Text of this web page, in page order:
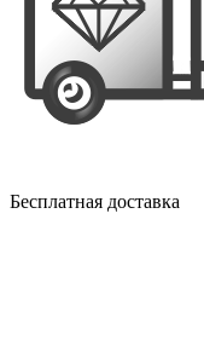
Бесплатная доставка